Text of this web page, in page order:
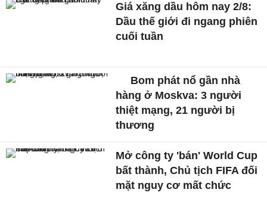
Giá xăng dầu hôm nay 2/8:
Dầu thế giới đi ngang phiên
cuối tuần
Bom phát nổ gần nhà
hàng ở Moskva: 3 người
thiệt mạng, 21 người bị
thương
Mở công ty 'bán' World Cup
bất thành, Chủ tịch FIFA đối
mặt nguy cơ mất chức